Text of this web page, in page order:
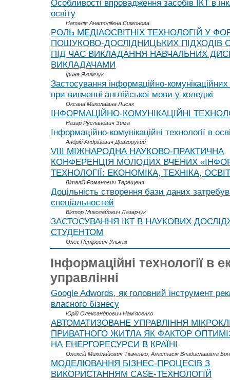
Особливості впровадження засобів ІКТ в
освіту
Наталія Анатоліївна Симонова
РОЛЬ МЕДІАОСВІТНІХ ТЕХНОЛОГІЙ У
ПОШУКОВО-ДОСЛІДНИЦЬКИХ ПІДХОДІВ
ПІД ЧАС ВИКЛАДАННЯ НАВЧАЛЬНИХ
ВИКЛАДАЧАМИ
Ірина Якимчук
Застосування інформаційно-комунікаційних
при вивченні англійської мови у коледжі
Оксана Миколаївна Лисяк
ІНФОРМАЦІЙНО-КОМУНІКАЦІЙНІ
Назар Русланович Зима
Інформаційно-комунікаційні технології в
Андрій Андрійович Довгорукий
VIII МІЖНАРОДНА НАУКОВО-ПРАКТИЧНА
КОНФЕРЕНЦІЯ МОЛОДИХ ВЧЕНИХ
ТЕХНОЛОГІЇ: ЕКОНОМІКА, ТЕХНІКА,
Віталій Романович Терещеня
Доцільність створення бази даних
спеціальностей
Віктор Миколайович Лазарчук
ЗАСТОСУВАННЯ ІКТ В НАУКОВИХ
СТУДЕНТОМ
Олег Петрович Ульчак
Інформаційні технології в
управлінні
Google Adwords, як головний інструмент
власного бізнесу
Юрій Олександрович Нам'ясенко
АВТОМАТИЗОВАНЕ УПРАВЛІННЯ
ПРИВАТНОГО ЖИТЛА ЯК ФАКТОР
НА ЕНЕРГОРЕСУРСИ В КРАЇНІ
Олексій Миколайович Ткаченко, Анастасія Владиславівна
МОДЕЛЮВАННЯ БІЗНЕС-ПРОЦЕСІВ З
ВИКОРИСТАННЯМ CАSЕ-ТЕХНОЛОГІЙ